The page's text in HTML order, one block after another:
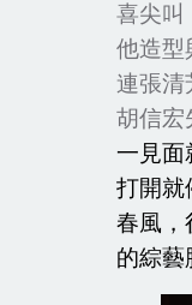
喜尖叫
他造型
連張清
胡信宏
一見面
打開就
春風，
的綜藝